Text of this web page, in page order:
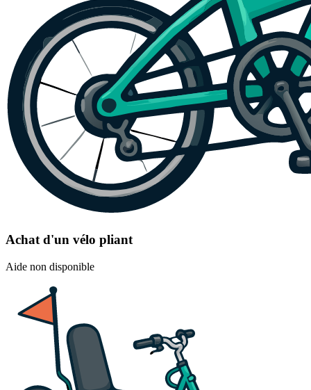
Achat d'un vélo pliant
Aide non disponible